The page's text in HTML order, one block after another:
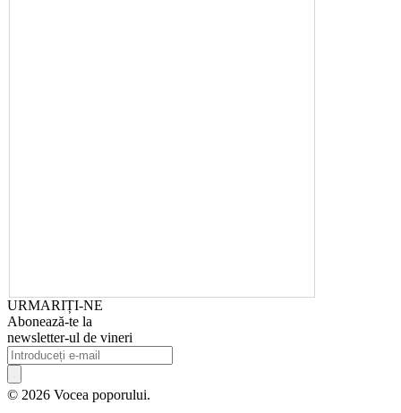
URMARIȚI-NE
Abonează-te la
newsletter-ul de vineri
© 2026 Vocea poporului.